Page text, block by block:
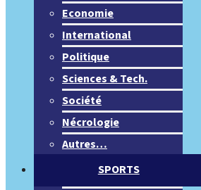
Economie
International
Politique
Sciences & Tech.
Société
Nécrologie
Autres…
SPORTS